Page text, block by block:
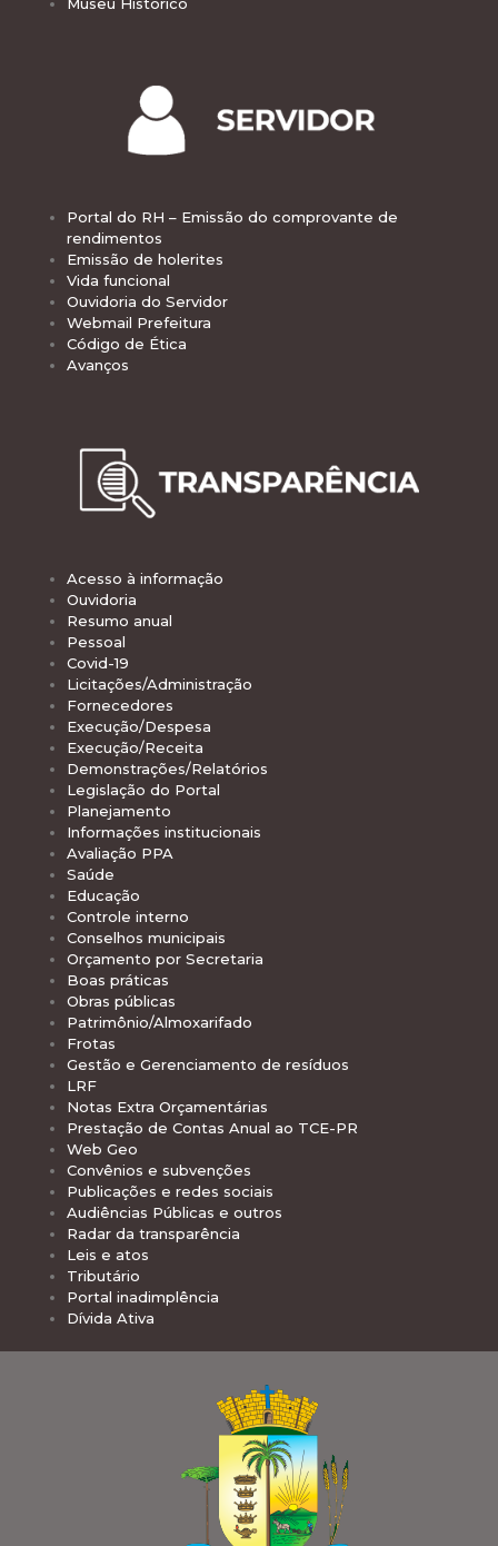
Museu Histórico
Portal do RH – Emissão do comprovante de
rendimentos
Emissão de holerites
Vida funcional
Ouvidoria do Servidor
Webmail Prefeitura
Código de Ética
Avanços
Acesso à informação
Ouvidoria
Resumo anual
Pessoal
Covid-19
Licitações/Administração
Fornecedores
Execução/Despesa
Execução/Receita
Demonstrações/Relatórios
Legislação do Portal
Planejamento
Informações institucionais
Avaliação PPA
Saúde
Educação
Controle interno
Conselhos municipais
Orçamento por Secretaria
Boas práticas
Obras públicas
Patrimônio/Almoxarifado
Frotas
Gestão e Gerenciamento de resíduos
LRF
Notas Extra Orçamentárias
Prestação de Contas Anual ao TCE-PR
Web Geo
Convênios e subvenções
Publicações e redes sociais
Audiências Públicas e outros
Radar da transparência
Leis e atos
Tributário
Portal inadimplência
Dívida Ativa